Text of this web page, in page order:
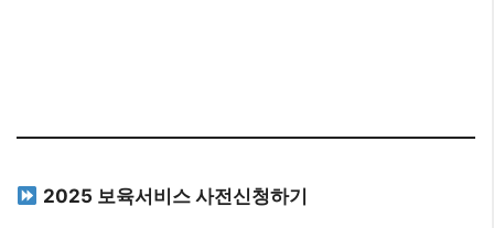
2025 보육서비스 사전신청하기